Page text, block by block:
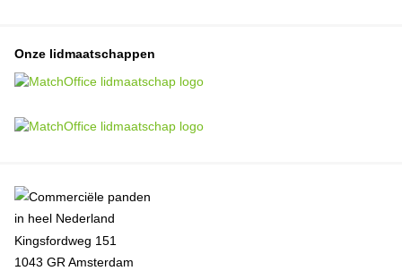
Onze lidmaatschappen
Kingsfordweg 151
1043 GR Amsterdam